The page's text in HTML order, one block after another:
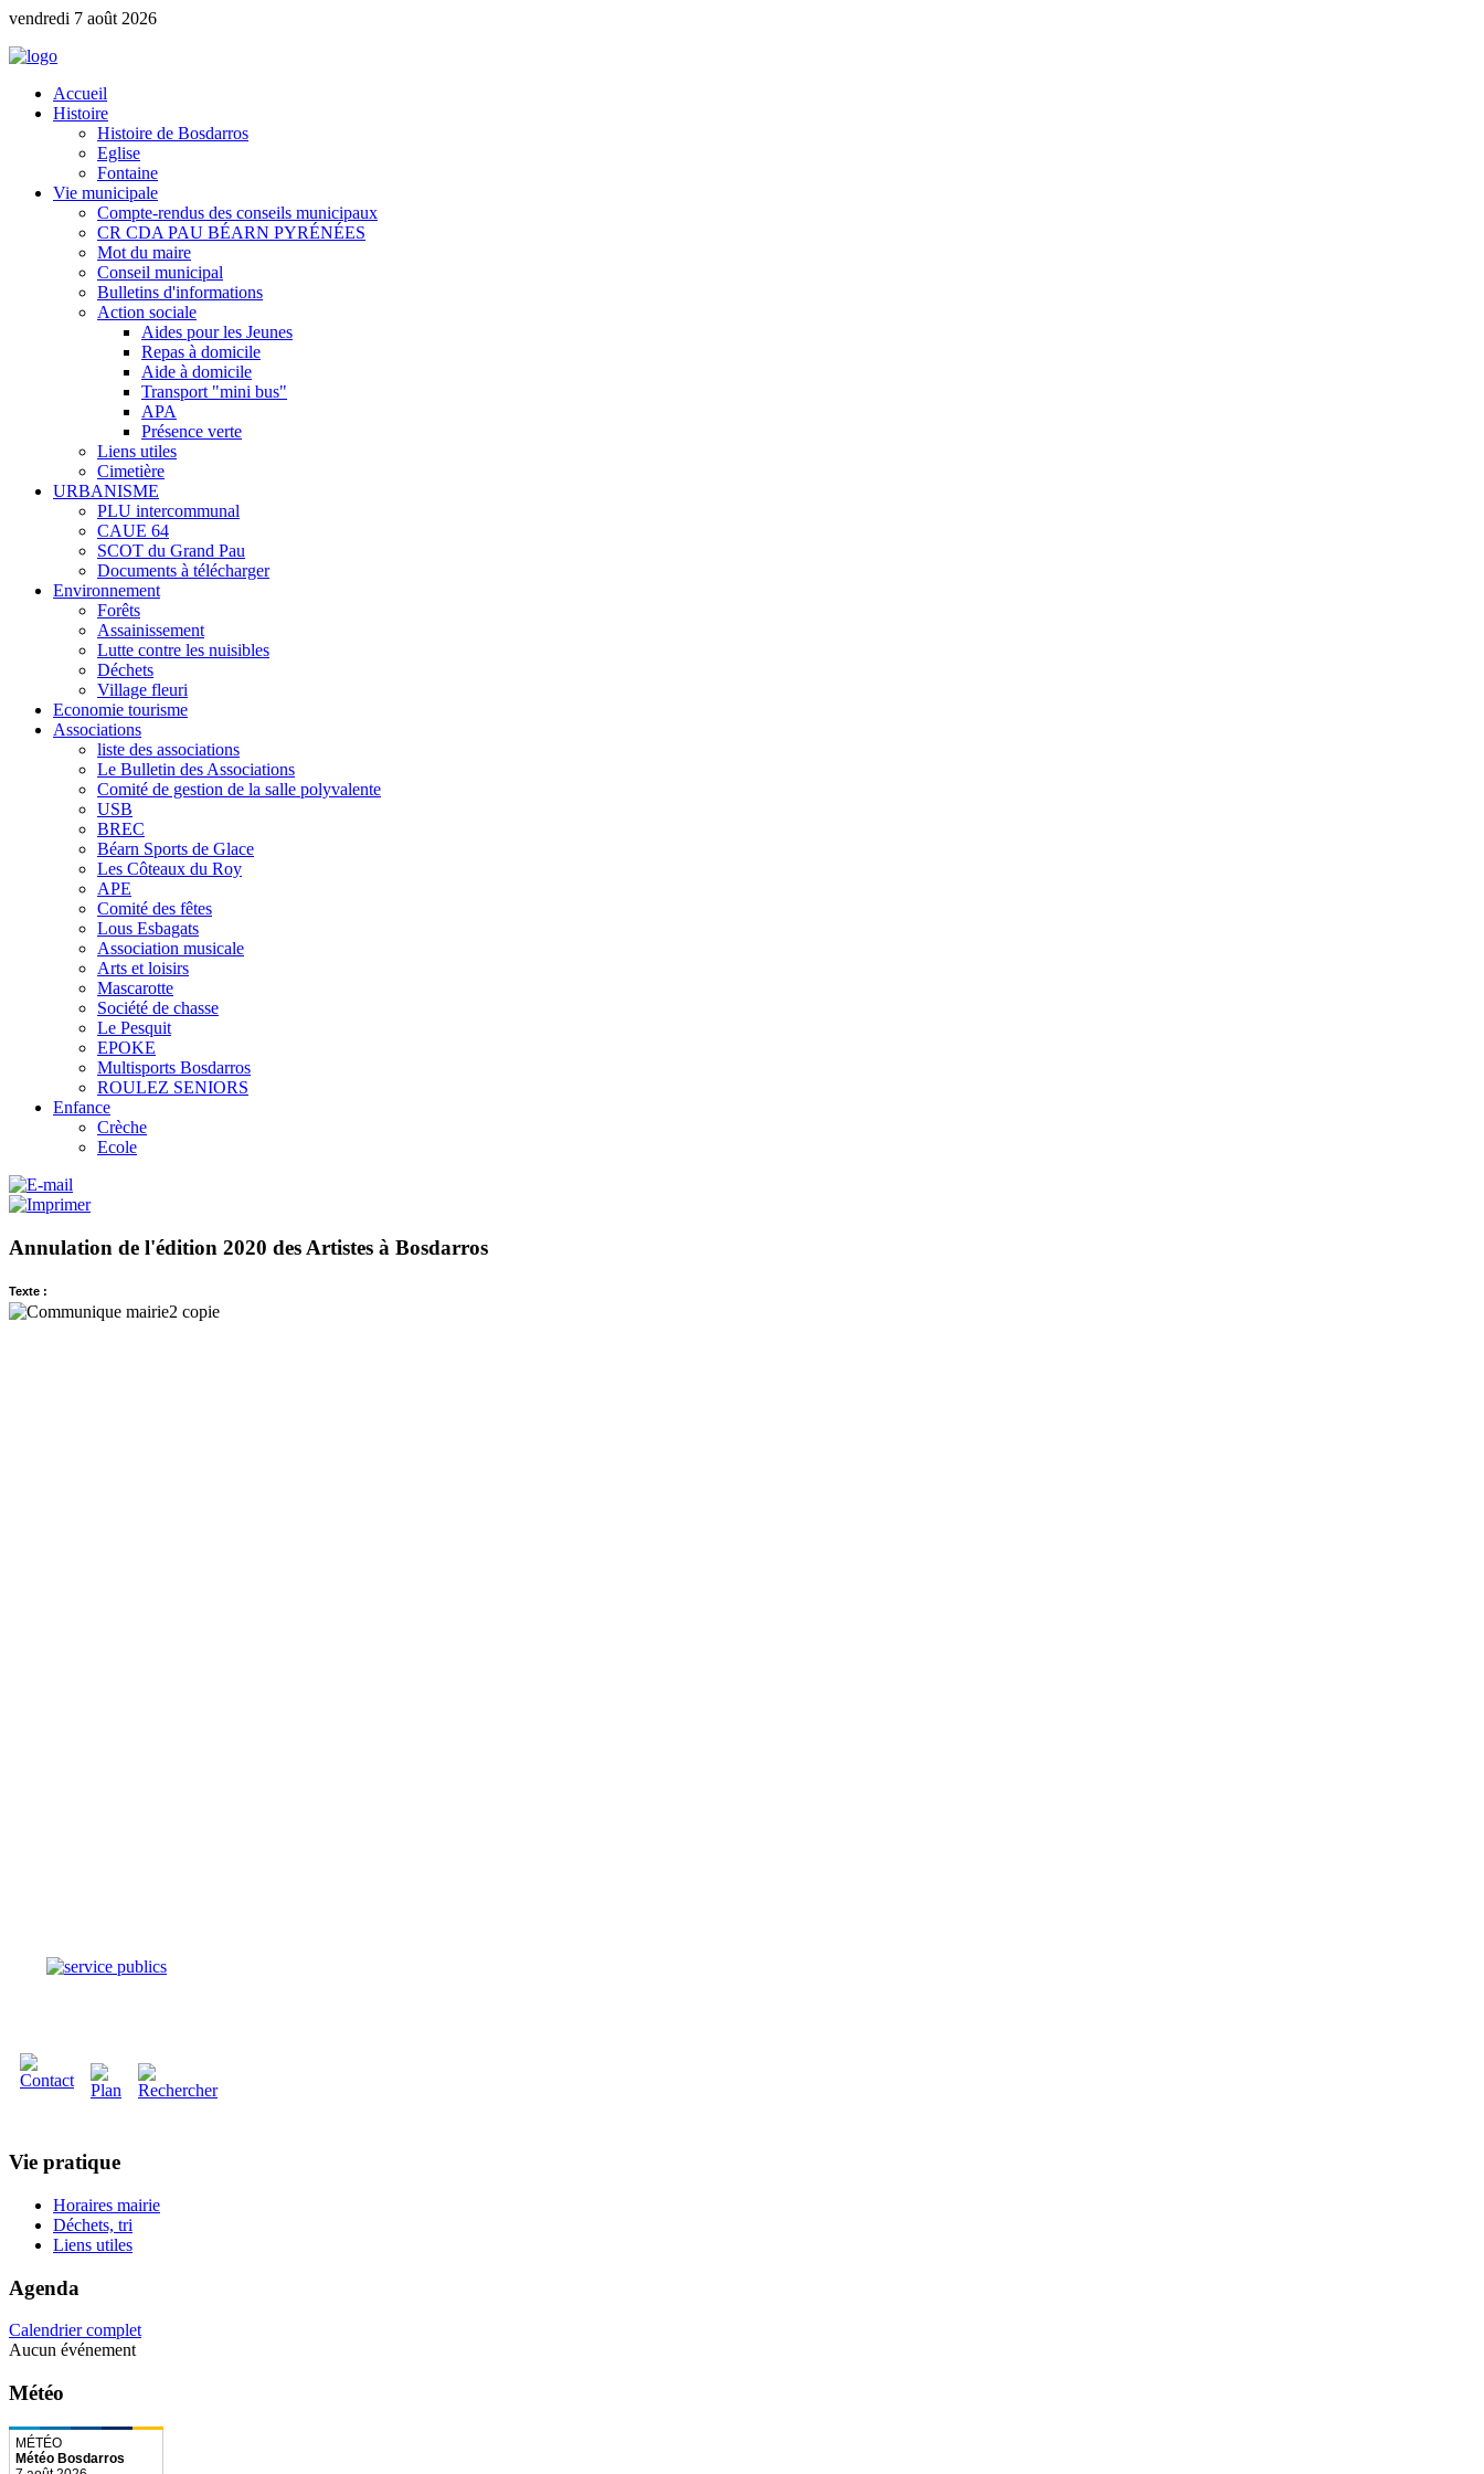
vendredi 7 août 2026
Accueil
Histoire
Histoire de Bosdarros
Eglise
Fontaine
Vie municipale
Compte-rendus des conseils municipaux
CR CDA PAU BÉARN PYRÉNÉES
Mot du maire
Conseil municipal
Bulletins d'informations
Action sociale
Aides pour les Jeunes
Repas à domicile
Aide à domicile
Transport "mini bus"
APA
Présence verte
Liens utiles
Cimetière
URBANISME
PLU intercommunal
CAUE 64
SCOT du Grand Pau
Documents à télécharger
Environnement
Forêts
Assainissement
Lutte contre les nuisibles
Déchets
Village fleuri
Economie tourisme
Associations
liste des associations
Le Bulletin des Associations
Comité de gestion de la salle polyvalente
USB
BREC
Béarn Sports de Glace
Les Côteaux du Roy
APE
Comité des fêtes
Lous Esbagats
Association musicale
Arts et loisirs
Mascarotte
Société de chasse
Le Pesquit
EPOKE
Multisports Bosdarros
ROULEZ SENIORS
Enfance
Crèche
Ecole
Annulation de l'édition 2020 des Artistes à Bosdarros
Texte :
Vie pratique
Horaires mairie
Déchets, tri
Liens utiles
Agenda
Calendrier complet
Aucun événement
Météo
Météo Bosdarros